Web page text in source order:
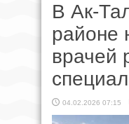
В Ак-
районе
врачей
04.02.2026 07:15